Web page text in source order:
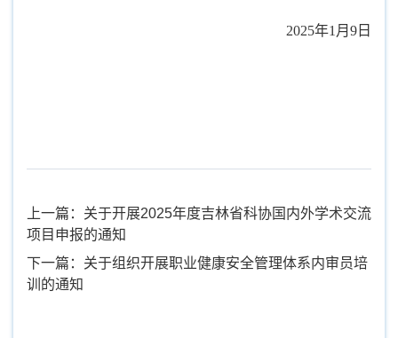
2025年1月9日
上一篇：关于开展2025年度吉林省科协国内外学术交流
项目申报的通知
下一篇：关于组织开展职业健康安全管理体系内审员培
训的通知